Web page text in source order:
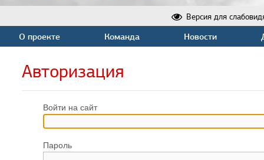
Версия для
О проекте Команда Новости
Авторизация
Войти на сайт
Пароль